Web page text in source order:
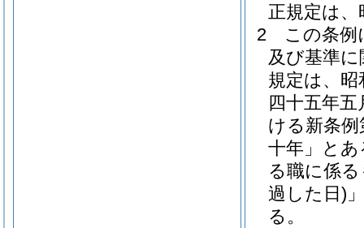
正規定は
2
この条例
及び基準
規定は、
四十五年
ける新条
十年」と
る職に係
過した日)
る。